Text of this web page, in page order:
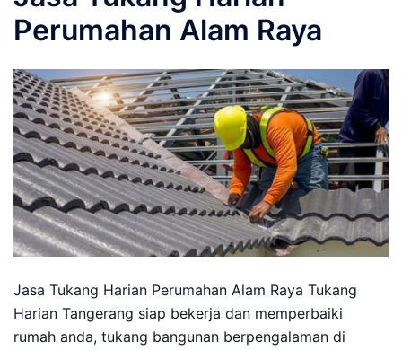
Perumahan Alam Raya
Jasa Tukang Harian Perumahan Alam Raya Tukang
Harian Tangerang siap bekerja dan memperbaiki
rumah anda, tukang bangunan berpengalaman di